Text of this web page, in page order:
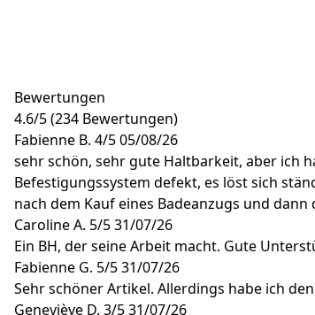
Bewertungen
4.6/5(234 Bewertungen)
Fabienne B. 4/505/08/26
sehr schön, sehr gute Haltbarkeit, aber ich
Befestigungssystem defekt, es löst sich
nach dem Kauf eines Badeanzugs und
Caroline A. 5/531/07/26
Ein BH, der seine Arbeit macht. Gute
Fabienne G. 5/531/07/26
Sehr schöner Artikel. Allerdings habe ich
Geneviève D. 3/531/07/26